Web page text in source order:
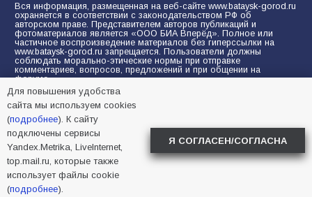
Вся информация, размещенная на веб-сайте www.bataysk-gorod.ru
охраняется в соответствии с законодательством РФ об
авторском праве. Представителем авторов публикаций и
фотоматериалов является «ООО БИА Вперёд». Полное или
частичное воспроизведение материалов без гиперссылки на
www.bataysk-gorod.ru запрещается. Пользователи должны
соблюдать морально-этические нормы при отправке
комментариев, вопросов, предложений и при общении на
форуме.
Политика конфиденциальности и защиты информации
Согласие на обработку персональных данных с помощью
сервисов Yandex.Metrika, LiveInternet, top.mail.ru
© 2005-2026 БИА «ВПЕРЕД»
Для повышения удобства
сайта мы используем cookies
(подробнее). К сайту
подключены сервисы
Yandex.Metrika, LiveInternet,
top.mail.ru, которые также
использует файлы cookie
(подробнее).
Я СОГЛАСЕН/СОГЛАСНА